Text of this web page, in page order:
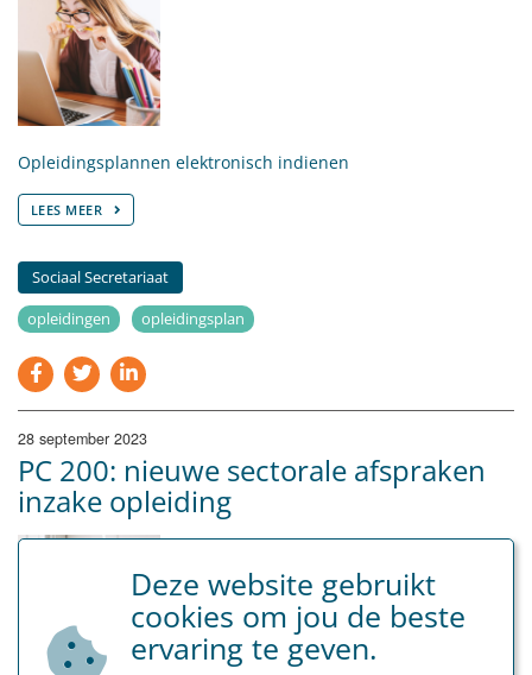
Opleidingsplannen elektronisch indienen
LEES MEER
Sociaal Secretariaat
opleidingen opleidingsplan
28 september 2023
PC 200: nieuwe sectorale afspraken
inzake opleiding
Deze website gebruikt
cookies om jou de beste
ervaring te geven.